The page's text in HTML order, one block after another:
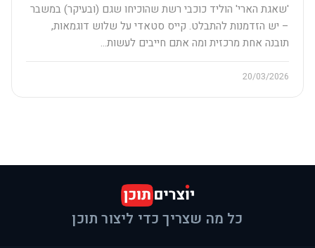
'שאגת הארי' הוליד כוכבי רשת שהוכיחו שגם (ובעיקר) במשבר
– יש הזדמנות להתבלט. קייס סטאדי על שלוש דוגמאות,
תובנה אחת מרכזית ומה אתם חייבים לעשות…
20/03/2026
כל מה שצריך כדי ליצור תוכן